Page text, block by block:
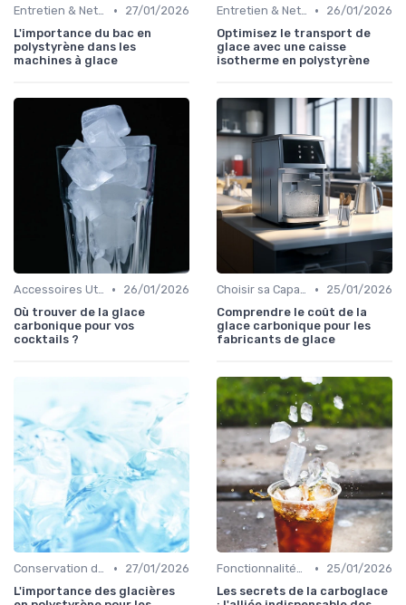
Entretien & Nettoyage •
27/01/2026
L'importance du bac en
polystyrène dans les
machines à glace
Entretien & Nettoyage •
26/01/2026
Optimisez le transport de
glace avec une caisse
isotherme en polystyrène
Accessoires Utiles •
26/01/2026
Où trouver de la glace
carbonique pour vos
cocktails ?
Choisir sa Capacité •
25/01/2026
Comprendre le coût de la
glace carbonique pour les
fabricants de glace
Conservation des Glaçons •
27/01/2026
L'importance des glacières
Fonctionnalités Clés •
25/01/2026
Les secrets de la carboglace